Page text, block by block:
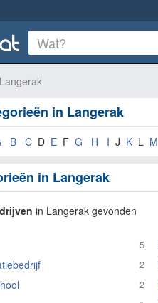
Langerak
in Langerak
B C D E F G H I J K L M
in Langerak
in Langerak gevonden
5
2
2